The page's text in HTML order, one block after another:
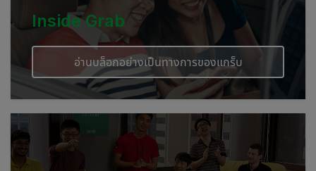
Inside Grab
อ่านบล็อกอย่างเป็นทางการของแกร็บ